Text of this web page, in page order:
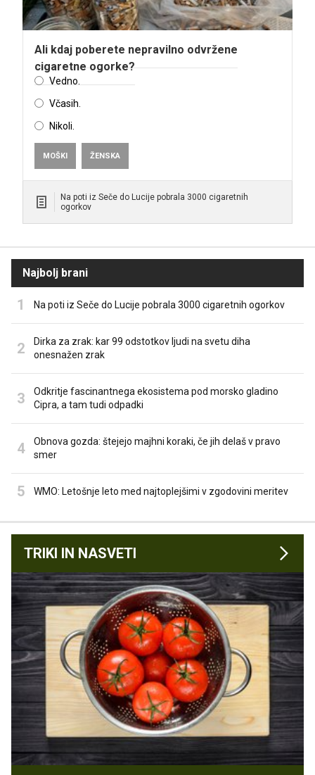
Ali kdaj poberete nepravilno odvržene
cigaretne ogorke?
Vedno.
Včasih.
Nikoli.
MOŠKI ŽENSKA
Na poti iz Seče do Lucije pobrala 3000 cigaretnih
ogorkov
Najbolj brani
Na poti iz Seče do Lucije pobrala 3000 cigaretnih ogorkov
Dirka za zrak: kar 99 odstotkov ljudi na svetu diha
onesnažen zrak
Odkritje fascinantnega ekosistema pod morsko gladino
Cipra, a tam tudi odpadki
Obnova gozda: štejejo majhni koraki, če jih delaš v pravo
smer
WMO: Letošnje leto med najtoplejšimi v zgodovini meritev
TRIKI IN NASVETI